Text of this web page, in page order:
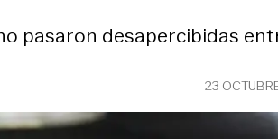
pasaron desapercibidas
23